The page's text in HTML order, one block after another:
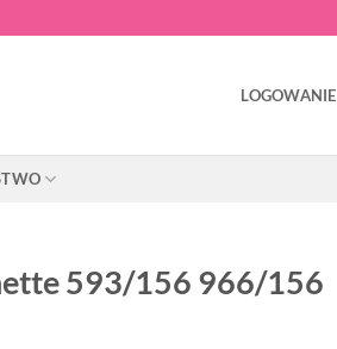
LOGOWANIE
593/156 966/156